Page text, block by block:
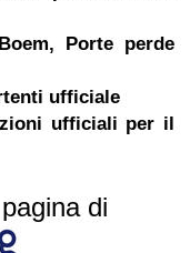
Porte perde
ufficiale
ufficiali per il
di